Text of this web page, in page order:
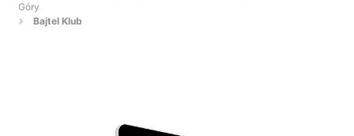
Góry
Bajtel Klub